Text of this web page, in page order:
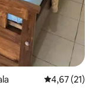
4,67 (21)